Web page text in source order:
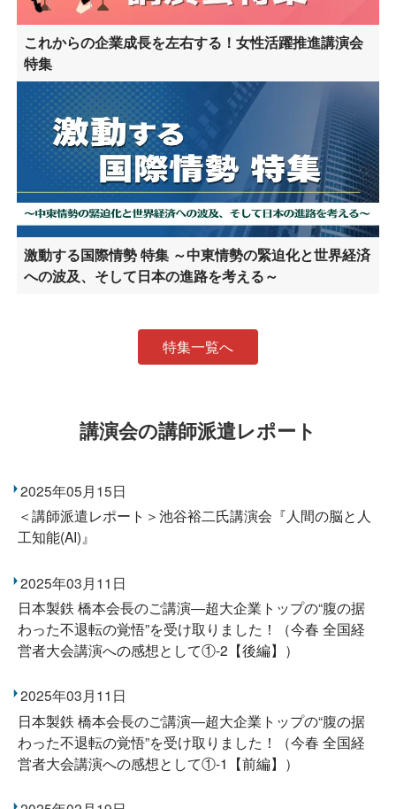
これからの企業成長を左右する！女性活躍推進講演会
特集
激動する国際情勢 特集 ～中東情勢の緊迫化と世界経済
への波及、そして日本の進路を考える～
特集一覧へ
講演会の講師派遣レポート
2025年05月15日
＜講師派遣レポート＞池谷裕二氏講演会『人間の脳と人
工知能(AI)』
2025年03月11日
日本製鉄 橋本会長のご講演―超大企業トップの“腹の据
わった不退転の覚悟”を受け取りました！（今春 全国経
営者大会講演への感想として①-2【後編】）
2025年03月11日
日本製鉄 橋本会長のご講演―超大企業トップの“腹の据
わった不退転の覚悟”を受け取りました！（今春 全国経
営者大会講演への感想として①-1【前編】）